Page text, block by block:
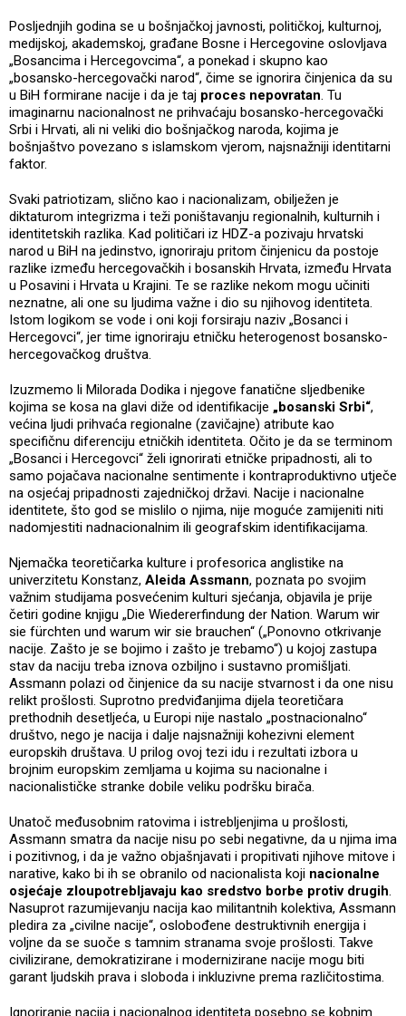
Posljednjih godina se u bošnjačkoj javnosti, političkoj, kulturnoj,
medijskoj, akademskoj, građane Bosne i Hercegovine oslovljava
„Bosancima i Hercegovcima“, a ponekad i skupno kao
„bosansko-hercegovački narod“, čime se ignorira činjenica da su
u BiH formirane nacije i da je taj proces nepovratan. Tu
imaginarnu nacionalnost ne prihvaćaju bosansko-hercegovački
Srbi i Hrvati, ali ni veliki dio bošnjačkog naroda, kojima je
bošnjaštvo povezano s islamskom vjerom, najsnažniji identitarni
faktor.
Svaki patriotizam, slično kao i nacionalizam, obilježen je
diktaturom integrizma i teži poništavanju regionalnih, kulturnih i
identitetskih razlika. Kad političari iz HDZ-a pozivaju hrvatski
narod u BiH na jedinstvo, ignoriraju pritom činjenicu da postoje
razlike između hercegovačkih i bosanskih Hrvata, između Hrvata
u Posavini i Hrvata u Krajini. Te se razlike nekom mogu učiniti
neznatne, ali one su ljudima važne i dio su njihovog identiteta.
Istom logikom se vode i oni koji forsiraju naziv „Bosanci i
Hercegovci“, jer time ignoriraju etničku heterogenost bosansko-
hercegovačkog društva.
Izuzmemo li Milorada Dodika i njegove fanatične sljedbenike
kojima se kosa na glavi diže od identifikacije „bosanski Srbi“,
većina ljudi prihvaća regionalne (zavičajne) atribute kao
specifičnu diferenciju etničkih identiteta. Očito je da se terminom
„Bosanci i Hercegovci“ želi ignorirati etničke pripadnosti, ali to
samo pojačava nacionalne sentimente i kontraproduktivno utječe
na osjećaj pripadnosti zajedničkoj državi. Nacije i nacionalne
identitete, što god se mislilo o njima, nije moguće zamijeniti niti
nadomjestiti nadnacionalnim ili geografskim identifikacijama.
Njemačka teoretičarka kulture i profesorica anglistike na
univerzitetu Konstanz, Aleida Assmann, poznata po svojim
važnim studijama posvećenim kulturi sjećanja, objavila je prije
četiri godine knjigu „Die Wiedererfindung der Nation. Warum wir
sie fürchten und warum wir sie brauchen“ („Ponovno otkrivanje
nacije. Zašto je se bojimo i zašto je trebamo“) u kojoj zastupa
stav da naciju treba iznova ozbiljno i sustavno promišljati.
Assmann polazi od činjenice da su nacije stvarnost i da one nisu
relikt prošlosti. Suprotno predviđanjima dijela teoretičara
prethodnih desetljeća, u Europi nije nastalo „postnacionalno“
društvo, nego je nacija i dalje najsnažniji kohezivni element
europskih društava. U prilog ovoj tezi idu i rezultati izbora u
brojnim europskim zemljama u kojima su nacionalne i
nacionalističke stranke dobile veliku podršku birača.
Unatoč međusobnim ratovima i istrebljenjima u prošlosti,
Assmann smatra da nacije nisu po sebi negativne, da u njima ima
i pozitivnog, i da je važno objašnjavati i propitivati njihove mitove i
narative, kako bi ih se obranilo od nacionalista koji nacionalne
osjećaje zloupotrebljavaju kao sredstvo borbe protiv drugih.
Nasuprot razumijevanju nacija kao militantnih kolektiva, Assmann
pledira za „civilne nacije“, oslobođene destruktivnih energija i
voljne da se suoče s tamnim stranama svoje prošlosti. Takve
civilizirane, demokratizirane i modernizirane nacije mogu biti
garant ljudskih prava i sloboda i inkluzivne prema različitostima.
Ignoriranje nacija i nacionalnog identiteta posebno se kobnim